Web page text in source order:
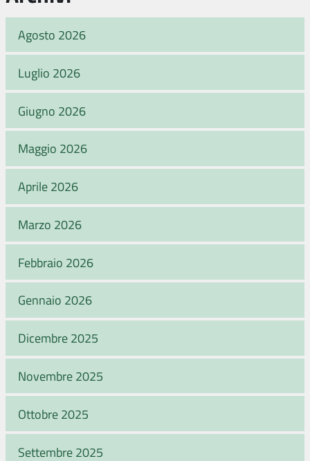
Agosto 2026
Luglio 2026
Giugno 2026
Maggio 2026
Aprile 2026
Marzo 2026
Febbraio 2026
Gennaio 2026
Dicembre 2025
Novembre 2025
Ottobre 2025
Settembre 2025